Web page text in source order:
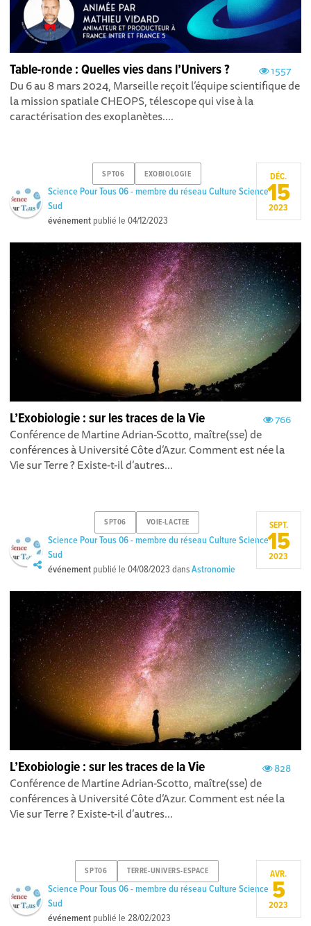
1557
Table-ronde : Quelles vies dans l’Univers ?
Du 6 au 8 mars 2024, Marseille reçoit l’équipe scientifique de
la mission spatiale CHEOPS, télescope qui vise à la
caractérisation des exoplanètes....
SPT06 EXOBIOLOGIE
Science Pour Tous 06 - membre du réseau Culture Science
Sud
événement publié le04/12/2023
DÉC.
15
2023
766
L’Exobiologie : sur les traces de la Vie
Conférence de Martine Adrian-Scotto, maître(sse) de
conférences à Université Côte d’Azur. Comment est née la
Vie sur Terre ? Existe-t-il d’autres...
SPT06 VOIE-LACTEE
Science Pour Tous 06 - membre du réseau Culture Science
Sud
événement publié le04/08/2023 dansAstronomie
SEPT.
15
2023
828
L’Exobiologie : sur les traces de la Vie
Conférence de Martine Adrian-Scotto, maître(sse) de
conférences à Université Côte d’Azur. Comment est née la
Vie sur Terre ? Existe-t-il d’autres...
SPT06 TERRE-UNIVERS-ESPACE
Science Pour Tous 06 - membre du réseau Culture Science
Sud
événement publié le28/02/2023
AVR.
5
2023